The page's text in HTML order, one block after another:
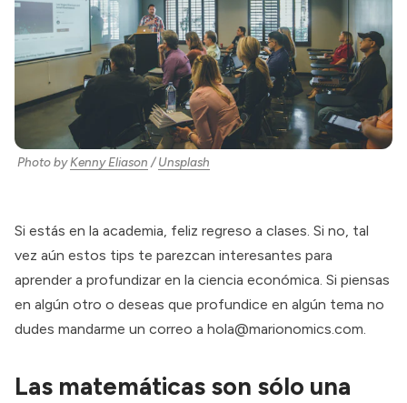
Photo byKenny Eliason /Unsplash
Si estás en la academia, feliz regreso a clases. Si no, tal
vez aún estos tips te parezcan interesantes para
aprender a profundizar en la ciencia económica. Si piensas
en algún otro o deseas que profundice en algún tema no
dudes mandarme un correo a hola@marionomics.com.
Las matemáticas son sólo una